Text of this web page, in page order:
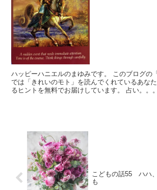
ハッピーハニエルのまゆみです。 このブログの
では「きれいのモト」を読んでくれているあな
るヒントを無料でお届けしています。 占い。。
こどもの話55 ハハ
も